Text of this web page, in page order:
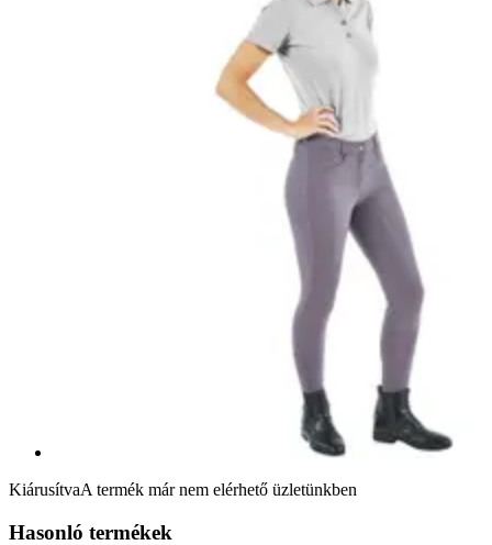
KiárusítvaA termék már nem elérhető üzletünkben
Hasonló termékek